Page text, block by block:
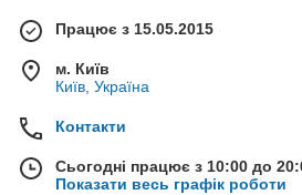
Працює з 15.05.2015
м. Київ
Київ, Україна
Контакти
Сьогодні працює з 10:00 до
Показати весь графік роботи